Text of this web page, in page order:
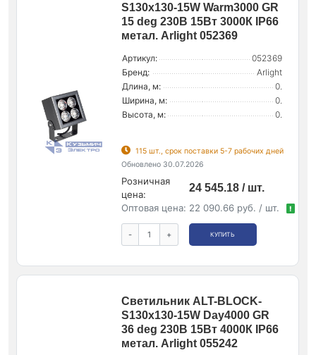
S130x130-15W Warm3000 GR
15 deg 230В 15Вт 3000К IP66
метал. Arlight 052369
Артикул:
052369
Бренд:
Arlight
Длина, м:
0.
Ширина, м:
0.
Высота, м:
0.
115 шт., срок поставки 5-7 рабочих дней
Обновлено 30.07.2026
Розничная
цена:
24 545.18 / шт.
Оптовая цена: 22 090.66 руб. / шт. !
- + КУПИТЬ
Светильник ALT-BLOCK-
S130x130-15W Day4000 GR
36 deg 230В 15Вт 4000К IP66
метал. Arlight 055242